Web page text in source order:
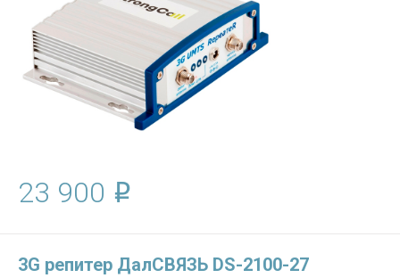
23 900
3G репитер ДалСВЯЗЬ DS-2100-27